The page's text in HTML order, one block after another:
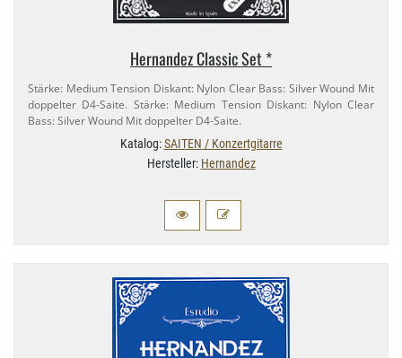
Hernandez Classic Set *
Stärke: Medium Tension Diskant: Nylon Clear Bass: Silver Wound Mit
doppelter D4-​Saite. Stärke: Medium Tension Diskant: Nylon Clear
Bass: Silver Wound Mit doppelter D4-​Saite.
Katalog:SAITEN / Konzertgitarre
Hersteller: Hernandez